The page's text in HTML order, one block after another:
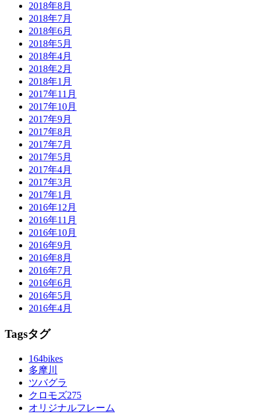
2018年8月
2018年7月
2018年6月
2018年5月
2018年4月
2018年2月
2018年1月
2017年11月
2017年10月
2017年9月
2017年8月
2017年7月
2017年5月
2017年4月
2017年3月
2017年1月
2016年12月
2016年11月
2016年10月
2016年9月
2016年8月
2016年7月
2016年6月
2016年5月
2016年4月
Tagsタグ
164bikes
多摩川
ツバグラ
クロモズ275
オリジナルフレーム